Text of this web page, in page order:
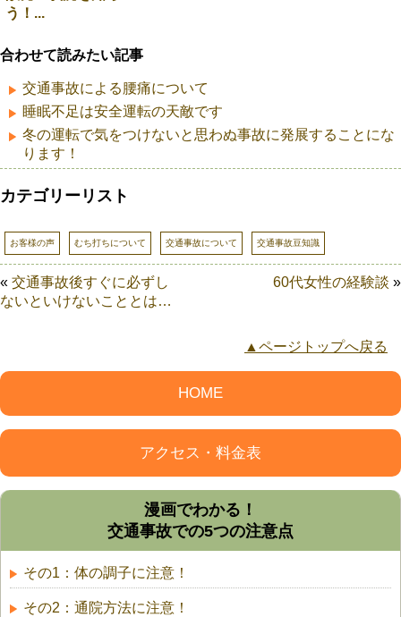
う！...
合わせて読みたい記事
交通事故による腰痛について
睡眠不足は安全運転の天敵です
冬の運転で気をつけないと思わぬ事故に発展することにな
ります！
カテゴリーリスト
お客様の声 むち打ちについて 交通事故について 交通事故豆知識
« 交通事故後すぐに必ずし
ないといけないこととは…
60代女性の経験談 »
▲ページトップへ戻る
HOME
アクセス・料金表
漫画でわかる！
交通事故での5つの注意点
その1：体の調子に注意！
その2：通院方法に注意！